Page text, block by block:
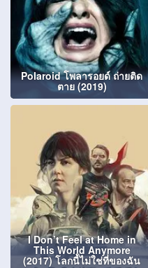
Polaroid โพลารอยด์ ถ่ายติด
ตาย (2019)
I Don’t Feel at Home in
This World Anymore
(2017) โลกนี้ไม่ใช่ที่ของฉัน